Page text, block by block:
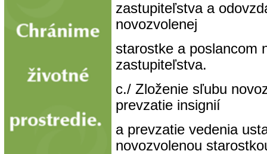
zastupiteľstva a
novozvolenej
starostke a poslancom
zastupiteľstva.
c./ Zloženie sľubu
prevzatie insignií
a prevzatie vedenia
novozvolenou